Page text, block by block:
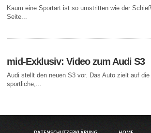
Kaum eine Sportart ist so umstritten wie der
Seite...
mid-Exklusiv: Video zum Audi S3
Audi stellt den neuen S3 vor. Das Auto zielt auf die
sportliche,...